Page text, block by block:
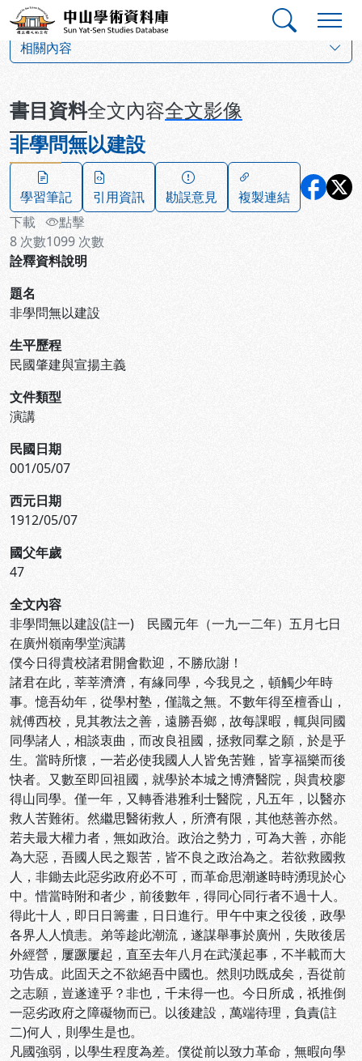
跳到主要內容
中山學術資料庫
相關內容
書目資料全文內容全文影像
非學問無以建設
學習筆記 引用資訊 勘誤意見
複製連結
下載
8 次數
點擊
1099 次數
詮釋資料說明
題名
非學問無以建設
生平歷程
民國肇建與宣揚主義
文件類型
演講
民國日期
001/05/07
西元日期
1912/05/07
國父年歲
47
全文內容
非學問無以建設(註一) 民國元年（一九一二年）五月七日
在廣州嶺南學堂演講
僕今日得貴校諸君開會歡迎，不勝欣謝！
諸君在此，莘莘濟濟，有緣同學，今我見之，頓觸少年時
事。憶吾幼年，從學村塾，僅識之無。不數年得至檀香山，
就傅西校，見其教法之善，遠勝吾鄉，故每課暇，輒與同國
同學諸人，相談衷曲，而改良祖國，拯救同羣之願，於是乎
生。當時所懷，一若必使我國人人皆免苦難，皆享福樂而後
快者。又數至即回祖國，就學於本城之博濟醫院，與貴校廖
得山同學。僅一年，又轉香港雅利士醫院，凡五年，以醫亦
救人苦難術。然繼思醫術救人，所濟有限，其他慈善亦然。
若夫最大權力者，無如政治。政治之勢力，可為大善，亦能
為大惡，吾國人民之艱苦，皆不良之政治為之。若欲救國救
人，非鋤去此惡劣政府必不可，而革命思潮遂時時湧現於心
中。惜當時附和者少，前後數年，得同心同行者不過十人。
得此十人，即日日籌畫，日日進行。甲午中東之役後，政學
各界人人憤恚。弟等趁此潮流，遂謀舉事於廣州，失敗後居
外經營，屢蹶屢起，直至去年八月在武漢起事，不半載而大
功告成。此固天之不欲絕吾中國也。然則功既成矣，吾從前
之志願，豈遂達乎？非也，千未得一也。今日所成，祇推倒
一惡劣政府之障礙物而已。以後建設，萬端待理，負責(註
二)何人，則學生是也。
凡國強弱，以學生程度為差。僕從前以致力革命，無暇向學